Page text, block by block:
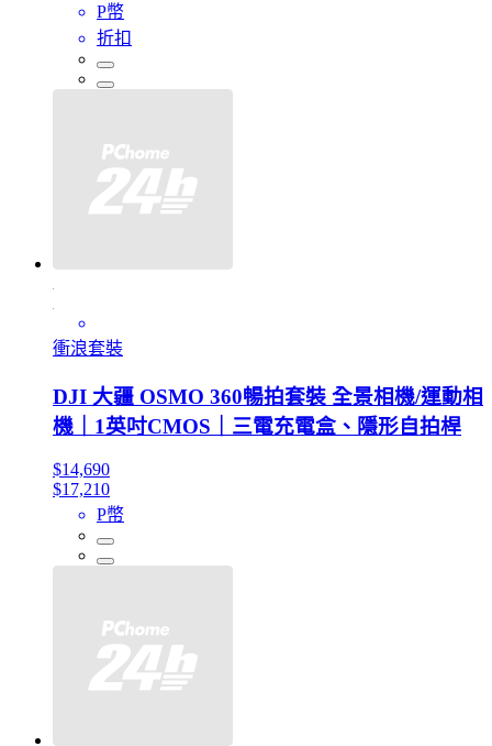
P幣
折扣
衝浪套裝
DJI 大疆 OSMO 360暢拍套裝 全景相機/運動相
機｜1英吋CMOS｜三電充電盒、隱形自拍桿
$14,690
$17,210
P幣